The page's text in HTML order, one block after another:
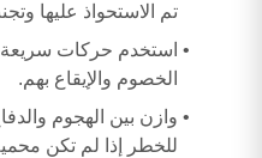
تم الاستحواذ عليها
استخدم حركات
الخصوم والإيقاع بهم.
وازن بين الهجوم
للخطر إذا لم تكن